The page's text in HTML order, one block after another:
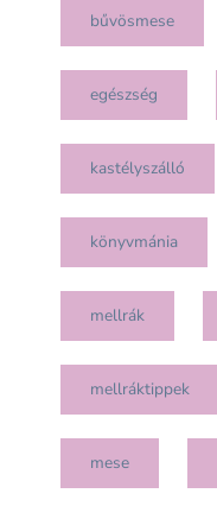
bűvösmese
egészség
kastélyszálló
könyvmánia
mellrák
mellráktippek
mese